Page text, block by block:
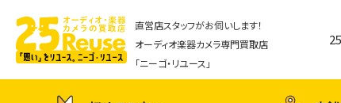
直営店スタッフがお伺いします！
オーディオ楽器カメラ専門買取店
「ニーゴ・リユース」